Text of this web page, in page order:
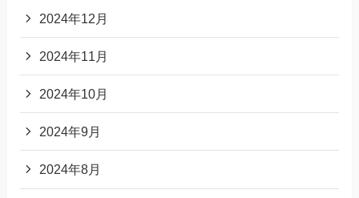
2024年12月
2024年11月
2024年10月
2024年9月
2024年8月